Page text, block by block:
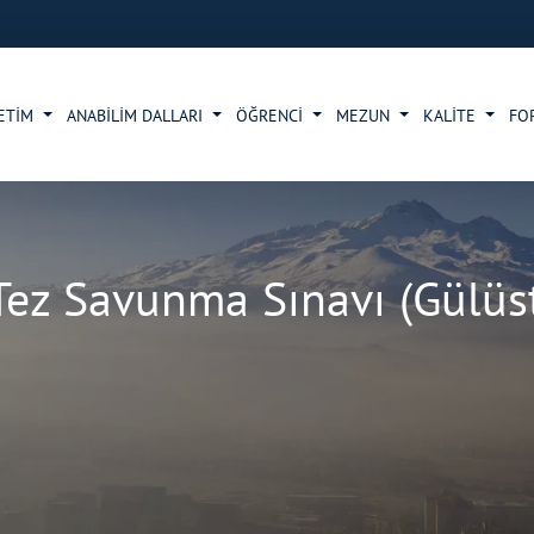
ANABİLİM DALLARI ÖĞRENCİ MEZUN KALİTE
Savunma Sınavı